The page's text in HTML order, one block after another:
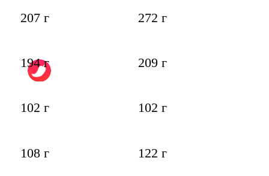
207 г 272 г
194 г 209 г
102 г 102 г
108 г 122 г